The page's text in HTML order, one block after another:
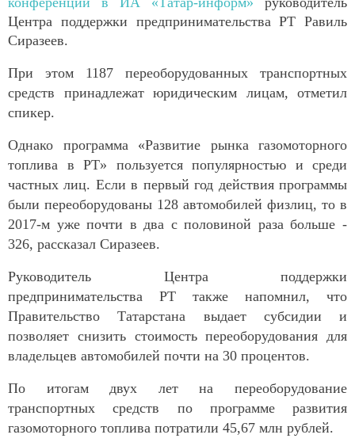
Центра поддержки предпринимательства РТ Равиль
Сиразеев.
При этом 1187 переоборудованных транспортных
средств принадлежат юридическим лицам, отметил
спикер.
Однако программа «Развитие рынка газомоторного
топлива в РТ» пользуется популярностью и среди
частных лиц. Если в первый год действия программы
были переоборудованы 128 автомобилей физлиц, то в
2017-м уже почти в два с половиной раза больше -
326, рассказал Сиразеев.
Руководитель Центра поддержки
предпринимательства РТ также напомнил, что
Правительство Татарстана выдает субсидии и
позволяет снизить стоимость переоборудования для
владельцев автомобилей почти на 30 процентов.
По итогам двух лет на переоборудование
транспортных средств по программе развития
газомоторного топлива потратили 45,67 млн рублей.